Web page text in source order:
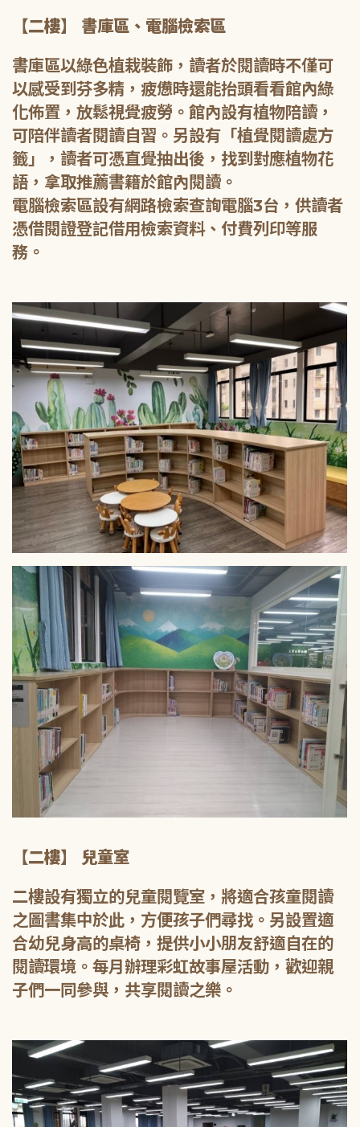
【二樓】 書庫區、電腦檢索區
書庫區以綠色植栽裝飾，讀者於閱讀時不僅可
以感受到芬多精，疲憊時還能抬頭看看館內綠
化佈置，放鬆視覺疲勞。館內設有植物陪讀，
可陪伴讀者閱讀自習。另設有「植覺閱讀處方
籤」，讀者可憑直覺抽出後，找到對應植物花
語，拿取推薦書籍於館內閱讀。
電腦檢索區設有網路檢索查詢電腦3台，供讀者
憑借閱證登記借用檢索資料、付費列印等服
務。
【二樓】 兒童室
二樓設有獨立的兒童閱覽室，將適合孩童閱讀
之圖書集中於此，方便孩子們尋找。另設置適
合幼兒身高的桌椅，提供小小朋友舒適自在的
閱讀環境。每月辦理彩虹故事屋活動，歡迎親
子們一同參與，共享閱讀之樂。